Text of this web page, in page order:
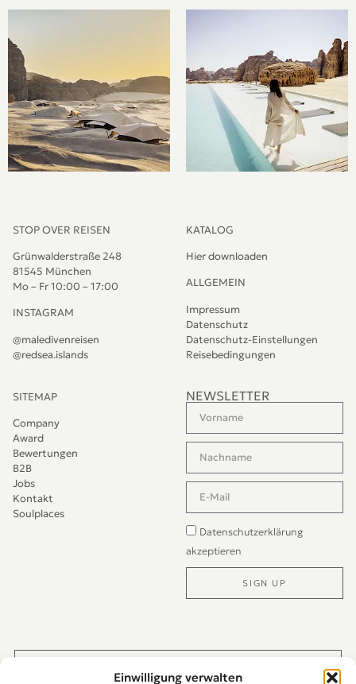
Einwilligung verwalten
STOP OVER REISEN
Grünwalderstraße 248
81545 München
Mo – Fr 10:00 – 17:00
INSTAGRAM
@maledivenreisen
@redsea.islands
KATALOG
Hier downloaden
ALLGEMEIN
Impressum
Datenschutz
Datenschutz-Einstellungen
Reisebedingungen
SITEMAP
Company
Award
Bewertungen
B2B
Jobs
Kontakt
Soulplaces
NEWSLETTER
Datenschutzerklärung
akzeptieren
SIGN UP